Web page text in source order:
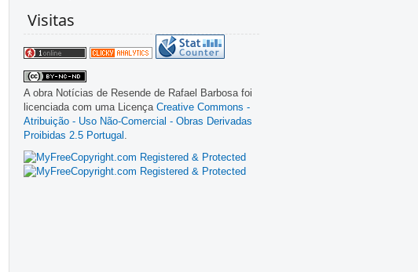
Visitas
A obra Notícias de Resende de Rafael Barbosa foi
licenciada com uma Licença Creative Commons -
Atribuição - Uso Não-Comercial - Obras Derivadas
Proibidas 2.5 Portugal